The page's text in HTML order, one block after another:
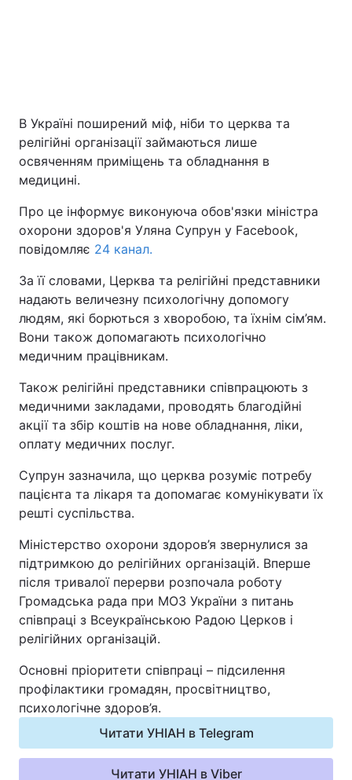
Київ Львів
Дніпро
Одеса
Спорт Наука
Техно і зв'язок Лайт
Зброя
Здоров'я Туризм
Цікавинки
Відео з Youtube Статті
Інтерв'ю
Архів Вакансії
Контакти
Реклама на сайті
Пресцентр
В Україні поширений міф, ніби то церква та
релігійні організації займаються лише
освяченням приміщень та обладнання в
медицині.
Про це інформує виконуюча обов'язки міністра
охорони здоров'я Уляна Супрун у Facebook,
повідомляє 24 канал.
За її словами, Церква та релігійні представники
надають величезну психологічну допомогу
людям, які борються з хворобою, та їхнім сім’ям.
Вони також допомагають психологічно
медичним працівникам.
Також релігійні представники співпрацюють з
медичними закладами, проводять благодійні
акції та збір коштів на нове обладнання, ліки,
оплату медичних послуг.
Супрун зазначила, що церква розуміє потребу
пацієнта та лікаря та допомагає комунікувати їх
решті суспільства.
Міністерство охорони здоров’я звернулися за
підтримкою до релігійних організацій. Вперше
після тривалої перерви розпочала роботу
Громадська рада при МОЗ України з питань
співпраці з Всеукраїнською Радою Церков і
релігійних організацій.
Основні пріоритети співпраці – підсилення
профілактики громадян, просвітництво,
психологічне здоров’я.
Читати УНІАН в Telegram
Читати УНІАН в Viber